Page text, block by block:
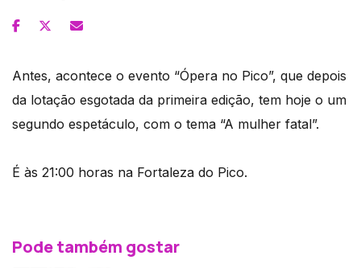
Antes, acontece o evento “Ópera no Pico”, que depois
da lotação esgotada da primeira edição, tem hoje o um
segundo espetáculo, com o tema “A mulher fatal”.
É às 21:00 horas na Fortaleza do Pico.
Pode também gostar